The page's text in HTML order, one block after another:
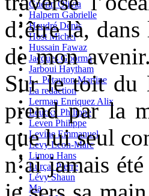
Guérin Olivia
Halpern Gabrielle
Heudré Denis
Host Michel
Hussain Fawaz
Jacques Goorma
Jarboui Haytham
L_ Petauton Martine
La redaction
Lerman Enriquez Alix
Leuckx Philippe
Leven Philippe
Levine Emmanuel
Levy Leon-Marc
Limon Hans
Lurçat Pierre
Lévy Shaun
Ma
d’être là,
de mon
Sur le toit du
prend par la
que lui seul
n’ai jamais